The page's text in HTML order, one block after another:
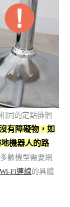
同的定點徘徊
有障礙物，如
機器人的路
數機型需要網
Fi連線的具體